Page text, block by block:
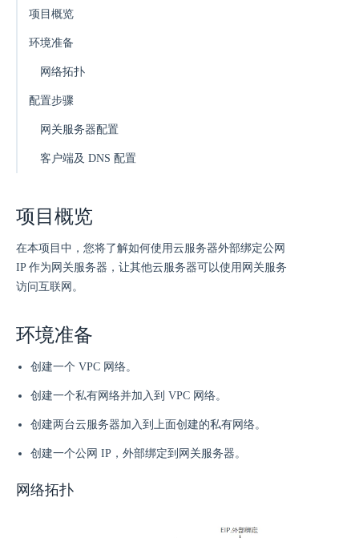
项目概览
环境准备
网络拓扑
配置步骤
网关服务器配置
客户端及 DNS 配置
项目概览
在本项目中，您将了解如何使用云服务器外部绑定公网
IP 作为网关服务器，让其他云服务器可以使用网关服务
访问互联网。
环境准备
创建一个 VPC 网络。
创建一个私有网络并加入到 VPC 网络。
创建两台云服务器加入到上面创建的私有网络。
创建一个公网 IP，外部绑定到网关服务器。
网络拓扑